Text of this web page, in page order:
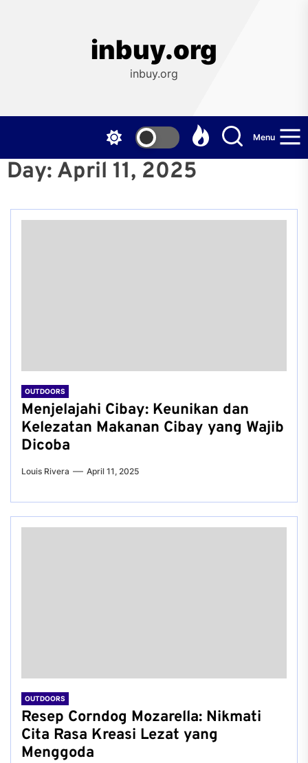
inbuy.org
inbuy.org
Menu
Day: April 11, 2025
OUTDOORS
Menjelajahi Cibay: Keunikan dan
Kelezatan Makanan Cibay yang Wajib
Dicoba
Louis Rivera April 11, 2025
OUTDOORS
Resep Corndog Mozarella: Nikmati
Cita Rasa Kreasi Lezat yang
Menggoda